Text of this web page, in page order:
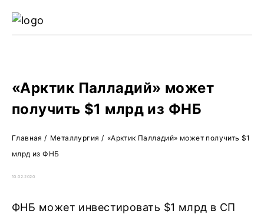
«Арктик Палладий» может
получить $1 млрд из ФНБ
Главная / Металлургия / «Арктик Палладий» может получить $1
млрд из ФНБ
10.02.2020
ФНБ может инвестировать $1 млрд в СП